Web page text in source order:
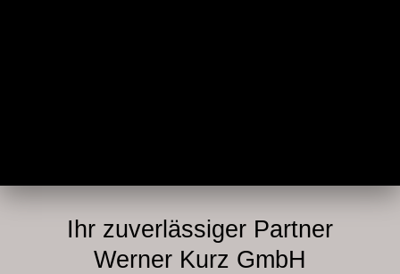
Ihr zuverlässiger Partner
Werner Kurz GmbH